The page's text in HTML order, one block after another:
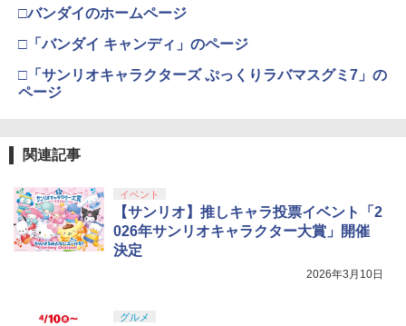
□バンダイのホームページ
□「バンダイ キャンディ」のページ
□「サンリオキャラクターズ ぷっくりラバマスグミ7」の
ページ
関連記事
イベント
【サンリオ】推しキャラ投票イベント「2
026年サンリオキャラクター大賞」開催
決定
2026年3月10日
グルメ